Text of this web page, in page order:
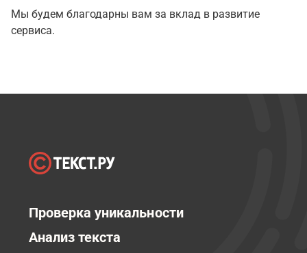
Мы будем благодарны вам за вклад в развитие
сервиса.
Проверка уникальности
Анализ текста